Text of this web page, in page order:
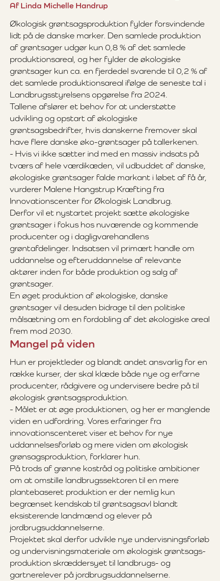
Af Linda Michelle Handrup
Økologisk grøntsagsproduktion fylder forsvindende
lidt på de danske marker. Den samlede produktion
af grøntsager udgør kun 0,8 % af det samlede
produktionsareal, og her fylder de økologiske
grøntsager kun ca. en fjerdedel svarende til 0,2 % af
det samlede produktionsareal ifølge de seneste tal i
Landbrugsstyrelsens opgørelse fra 2024.
Tallene afslører et behov for at understøtte
udvikling og opstart af økologiske
grøntsagsbedrifter, hvis danskerne fremover skal
have flere danske øko-grøntsager på tallerkenen.
- Hvis vi ikke sætter ind med en massiv indsats på
tværs af hele værdikæden, vil udbuddet af danske,
økologiske grøntsager falde markant i løbet af få år,
vurderer Malene Hangstrup Kræfting fra
Innovationscenter for Økologisk Landbrug.
Derfor vil et nystartet projekt sætte økologiske
grøntsager i fokus hos nuværende og kommende
producenter og i dagligvarehandlens
grøntafdelinger. Indsatsen vil primært handle om
uddannelse og efteruddannelse af relevante
aktører inden for både produktion og salg af
grøntsager.
En øget produktion af økologiske, danske
grøntsager vil desuden bidrage til den politiske
målsætning om en fordobling af det økologiske areal
frem mod 2030.
Mangel på viden
Hun er projektleder og blandt andet ansvarlig for en
række kurser, der skal klæde både nye og erfarne
producenter, rådgivere og undervisere bedre på til
økologisk grøntsagsproduktion.
- Målet er at øge produktionen, og her er manglende
viden en udfordring. Vores erfaringer fra
innovationscenteret viser et behov for nye
uddannelsesforløb og mere viden om økologisk
grønsagsproduktion, forklarer hun.
På trods af grønne kostråd og politiske ambitioner
om at omstille landbrugssektoren til en mere
plantebaseret produktion er der nemlig kun
begrænset kendskab til grøntsagsavl blandt
eksisterende landmænd og elever på
jordbrugsuddannelserne.
Projektet skal derfor udvikle nye undervisningsforløb
og undervisningsmateriale om økologisk grøntsags-
produktion skræddersyet til landbrugs- og
gartnerelever på jordbrugsuddannelserne.